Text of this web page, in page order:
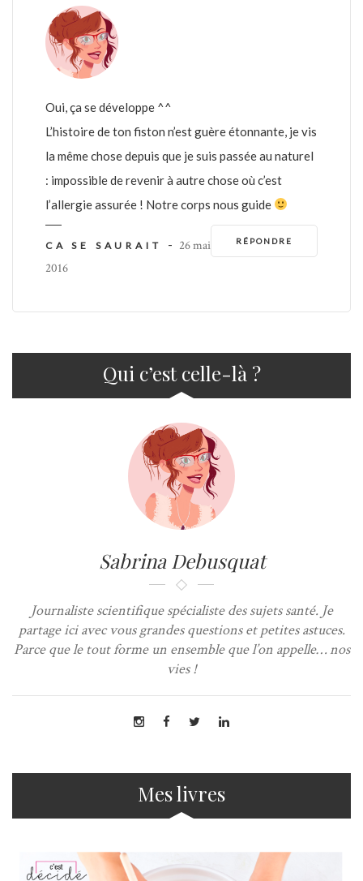
Oui, ça se développe ^^
L’histoire de ton fiston n’est guère étonnante, je vis
la même chose depuis que je suis passée au naturel
: impossible de revenir à autre chose où c’est
l’allergie assurée ! Notre corps nous guide
RÉPONDRE
CA SE SAURAIT - 26 mai
2016
Qui c’est celle-là ?
Sabrina Debusquat
Journaliste scientifique spécialiste des sujets santé. Je
partage ici avec vous grandes questions et petites astuces.
Parce que le tout forme un ensemble que l’on appelle… nos
vies !
Mes livres